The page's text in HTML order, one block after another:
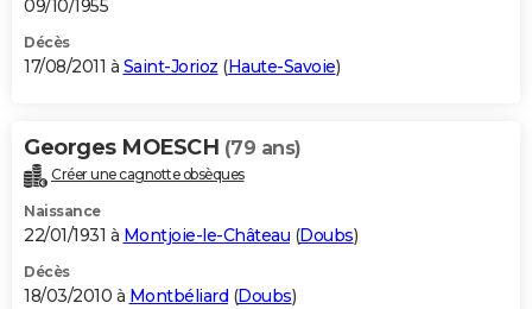
09/10/1955
Décès
17/08/2011 à Saint-Jorioz (Haute-Savoie)
Georges MOESCH (79 ans)
Créer une cagnotte obsèques
Naissance
22/01/1931 à Montjoie-le-Château (Doubs)
Décès
18/03/2010 à Montbéliard (Doubs)